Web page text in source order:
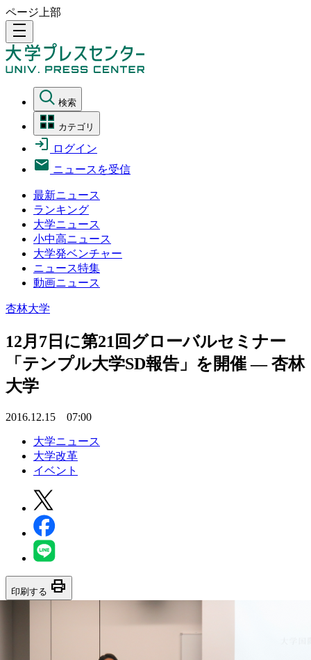
ページ上部
density_medium
検索
カテゴリ
ログイン
ニュースを受信
最新ニュース
ランキング
大学ニュース
小中高ニュース
大学発ベンチャー
ニュース特集
動画ニュース
杏林大学
12月7日に第21回グローバルセミナー
「テンプル大学SD報告」を開催 — 杏林
大学
2016.12.15 07:00
大学ニュース
大学改革
イベント
印刷する print